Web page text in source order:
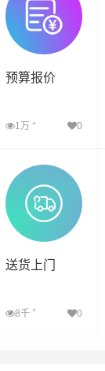
预算报价
1万+ 0
查看详细
送货上门
8千+ 0